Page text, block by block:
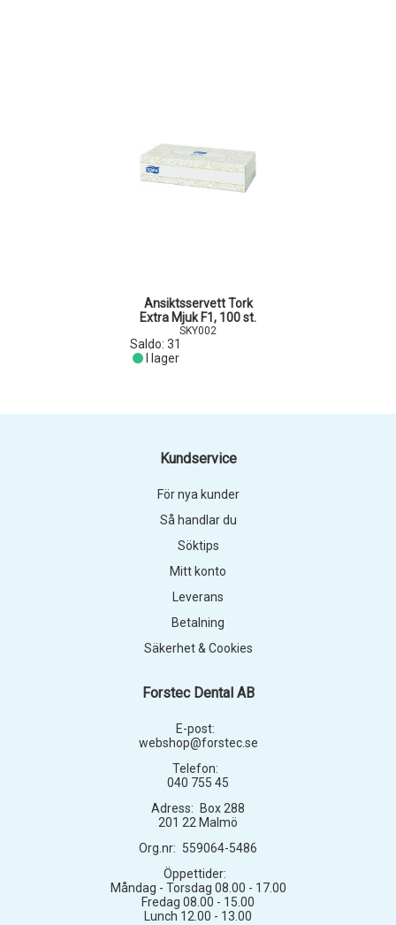
Ansiktsservett Tork
Extra Mjuk F1, 100 st.
SKY002
Saldo: 31
I lager
Forstec Dental AB
E-post:
webshop@forstec.se
Telefon:
040 755 45
Adress:
Box 288
201 22 Malmö
Org.nr: 559064-5486
Öppettider:
Måndag - Torsdag 08.00 - 17.00
Fredag 08.00 - 15.00
Lunch 12.00 - 13.00
Kundservice
För nya kunder
Så handlar du
Söktips
Mitt konto
Leverans
Betalning
Säkerhet & Cookies